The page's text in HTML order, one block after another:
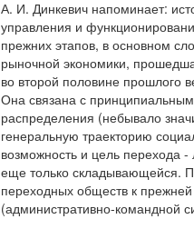
А. И. Динкевич напоминает:
управления и
прежних этапов, в основном
рыночной экономики,
во второй половине прошлого
Она связана с
распределения (небывало
генеральную траекторию
возможность и цель перехода
еще только складывающейся.
переходных обществ к
(административно-командной